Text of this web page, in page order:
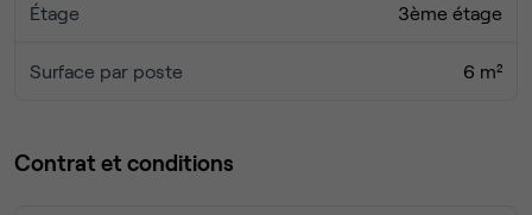
Étage 3ème étage
Surface par poste 6 m²
Contrat et conditions